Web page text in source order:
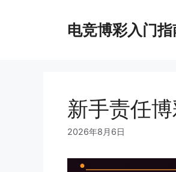
电竞博彩入门
新手责任
2026年8月6日